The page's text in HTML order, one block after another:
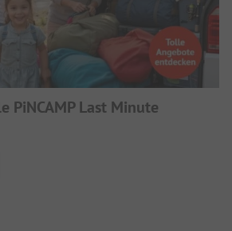
PiNCAMP Last Minute